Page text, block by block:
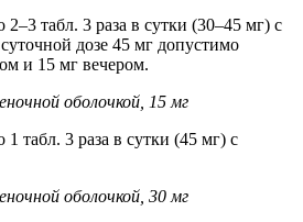
табл. 3 раза в сутки (30–45 мг) с
дозе 45 мг допустимо
и 15 мг вечером.
оболочкой, 15 мг
табл. 3 раза в сутки (45 мг) с
оболочкой, 30 мг